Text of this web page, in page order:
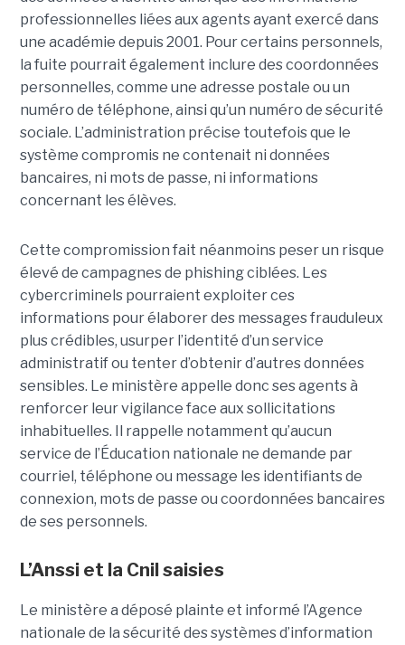
professionnelles liées aux agents ayant exercé dans
une académie depuis 2001. Pour certains personnels,
la fuite pourrait également inclure des coordonnées
personnelles, comme une adresse postale ou un
numéro de téléphone, ainsi qu’un numéro de sécurité
sociale. L’administration précise toutefois que le
système compromis ne contenait ni données
bancaires, ni mots de passe, ni informations
concernant les élèves.
Cette compromission fait néanmoins peser un risque
élevé de campagnes de phishing ciblées. Les
cybercriminels pourraient exploiter ces
informations pour élaborer des messages frauduleux
plus crédibles, usurper l’identité d’un service
administratif ou tenter d’obtenir d’autres données
sensibles. Le ministère appelle donc ses agents à
renforcer leur vigilance face aux sollicitations
inhabituelles. Il rappelle notamment qu’aucun
service de l’Éducation nationale ne demande par
courriel, téléphone ou message les identifiants de
connexion, mots de passe ou coordonnées bancaires
de ses personnels.
L’Anssi et la Cnil saisies
Le ministère a déposé plainte et informé l’Agence
nationale de la sécurité des systèmes d’information